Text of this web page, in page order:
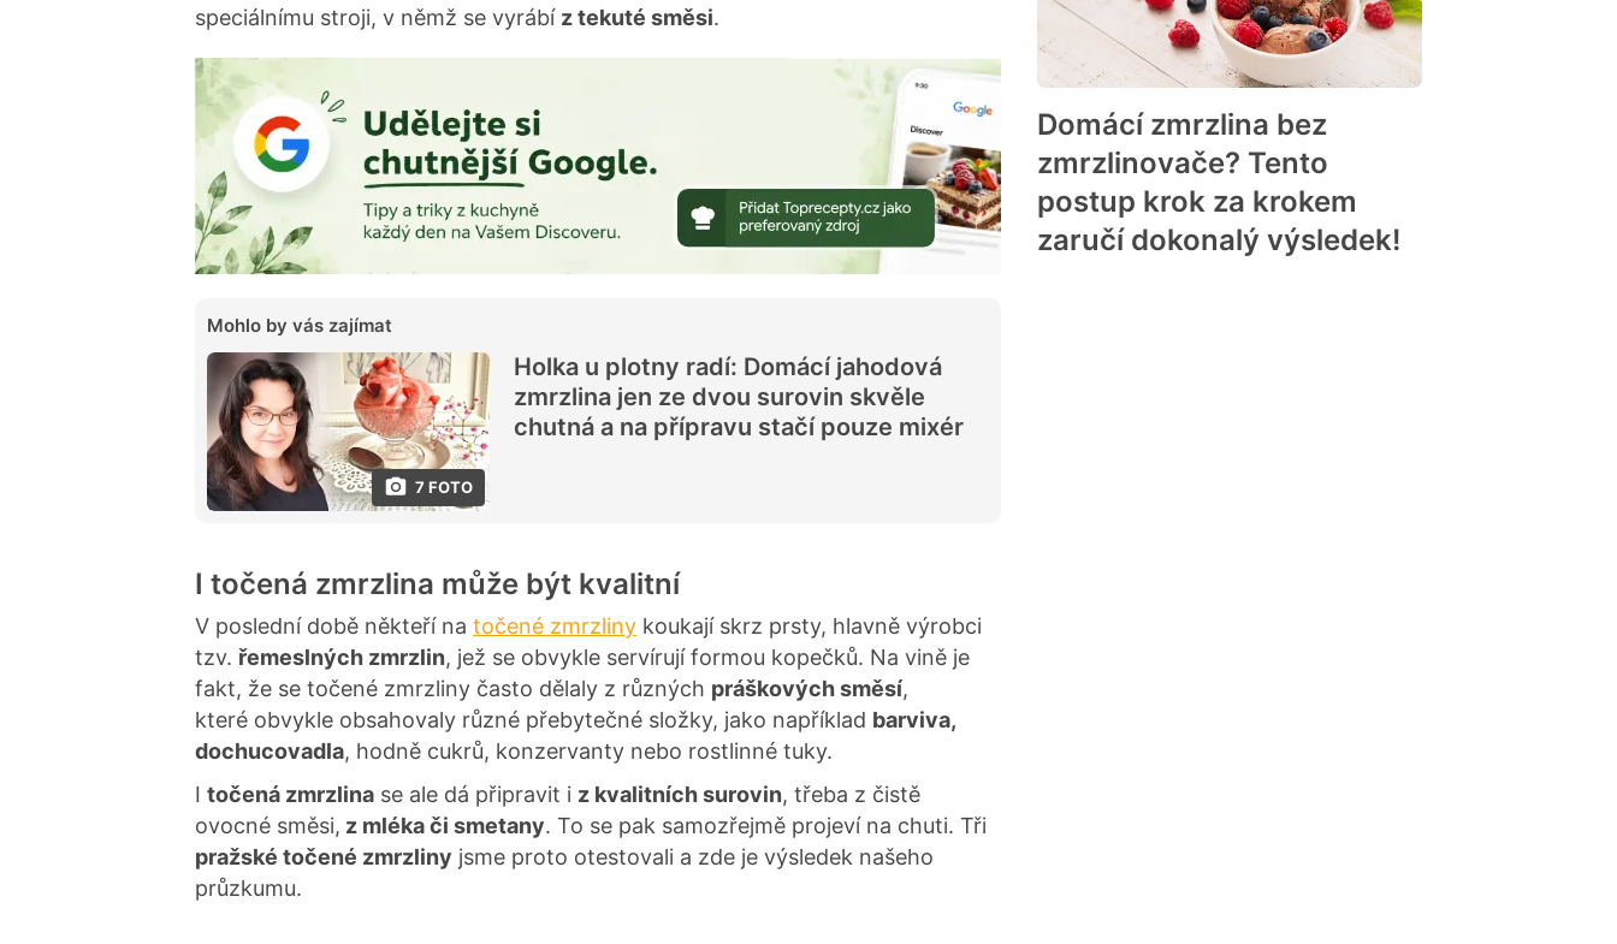
speciálnímu stroji, v němž se vyrábí z tekuté směsi.
Mohlo by vás zajímat
7 FOTO
Holka u plotny radí: Domácí jahodová
zmrzlina jen ze dvou surovin skvěle
chutná a na přípravu stačí pouze mixér
I točená zmrzlina může být kvalitní
V poslední době někteří na točené zmrzliny koukají skrz prsty, hlavně výrobci
tzv. řemeslných zmrzlin, jež se obvykle servírují formou kopečků. Na vině je
fakt, že se točené zmrzliny často dělaly z různých práškových směsí,
které obvykle obsahovaly různé přebytečné složky, jako například barviva,
dochucovadla, hodně cukrů, konzervanty nebo rostlinné tuky.
I točená zmrzlina se ale dá připravit i z kvalitních surovin, třeba z čistě
ovocné směsi, z mléka či smetany. To se pak samozřejmě projeví na chuti. Tři
pražské točené zmrzliny jsme proto otestovali a zde je výsledek našeho
průzkumu.
Domácí zmrzlina bez
zmrzlinovače? Tento
postup krok za krokem
zaručí dokonalý výsledek!